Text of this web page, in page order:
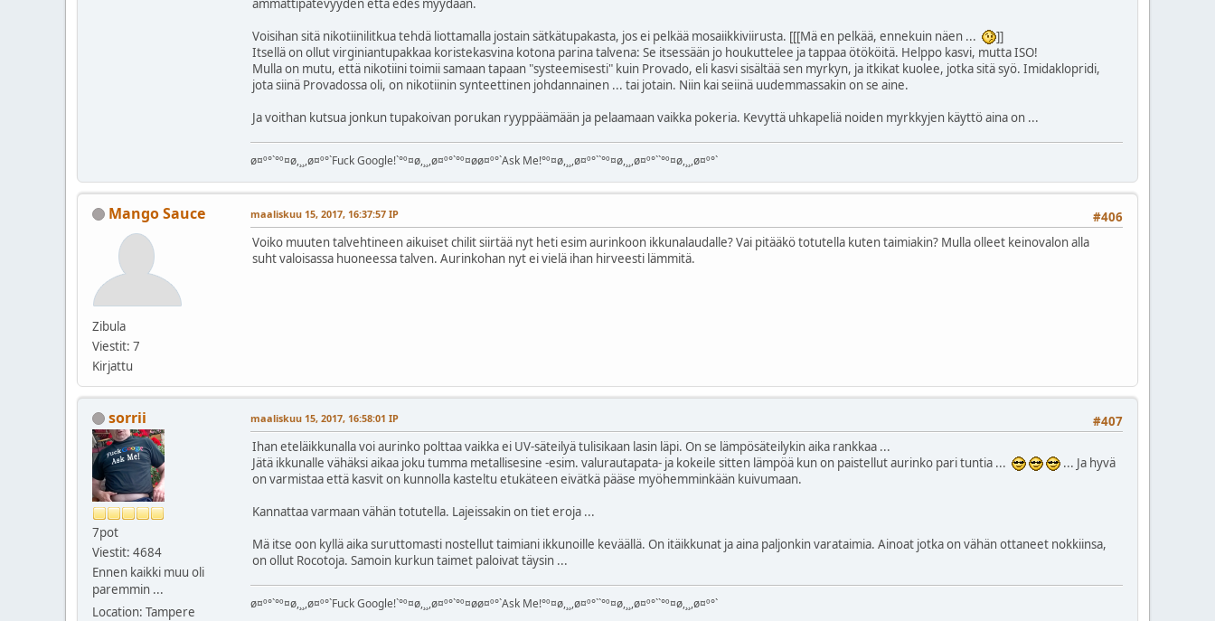
Voisihan sitä nikotiinilitkua tehdä liottamalla jostain sätkätupakasta, jos ei pelkää mosaiikkiviirusta. [[[Mä en pelkää, ennekuin näen ...
]]
Itsellä on ollut virginiantupakkaa koristekasvina kotona parina talvena: Se itsessään jo houkuttelee ja tappaa ötököitä. Helppo kasvi, mutta ISO!
Mulla on mutu, että nikotiini toimii samaan tapaan "systeemisesti" kuin Provado, eli kasvi sisältää sen myrkyn, ja itkikat kuolee, jotka sitä syö. Imidaklopridi,
jota siinä Provadossa oli, on nikotiinin synteettinen johdannainen ... tai jotain. Niin kai seiinä uudemmassakin on se aine.
Ja voithan kutsua jonkun tupakoivan porukan ryyppäämään ja pelaamaan vaikka pokeria. Kevyttä uhkapeliä noiden myrkkyjen käyttö aina on ...
ø¤º°`°º¤ø,¸¸,ø¤º°`Fuck Google!`°º¤ø,¸¸,ø¤º°`°º¤øø¤º°`Ask Me!°º¤ø,¸¸,ø¤º°``°º¤ø,¸¸,ø¤º°``°º¤ø,¸¸,ø¤º°`
Mango Sauce
Zibula
Viestit: 7
Kirjattu
#406
maaliskuu 15, 2017, 16:37:57 IP
Voiko muuten talvehtineen aikuiset chilit siirtää nyt heti esim aurinkoon ikkunalaudalle? Vai pitääkö totutella kuten taimiakin? Mulla olleet keinovalon alla
suht valoisassa huoneessa talven. Aurinkohan nyt ei vielä ihan hirveesti lämmitä.
sorrii
7pot
Viestit: 4684
Ennen kaikki muu oli
paremmin ...
Location: Tampere
#407
maaliskuu 15, 2017, 16:58:01 IP
Ihan eteläikkunalla voi aurinko polttaa vaikka ei UV-säteilyä tulisikaan lasin läpi. On se lämpösäteilykin aika rankkaa ...
Jätä ikkunalle vähäksi aikaa joku tumma metallisesine -esim. valurautapata- ja kokeile sitten lämpöä kun on paistellut aurinko pari tuntia ...
... Ja hyvä
on varmistaa että kasvit on kunnolla kasteltu etukäteen eivätkä pääse myöhemminkään kuivumaan.
Kannattaa varmaan vähän totutella. Lajeissakin on tiet eroja ...
Mä itse oon kyllä aika suruttomasti nostellut taimiani ikkunoille keväällä. On itäikkunat ja aina paljonkin varataimia. Ainoat jotka on vähän ottaneet nokkiinsa,
on ollut Rocotoja. Samoin kurkun taimet paloivat täysin ...
ø¤º°`°º¤ø,¸¸,ø¤º°`Fuck Google!`°º¤ø,¸¸,ø¤º°`°º¤øø¤º°`Ask Me!°º¤ø,¸¸,ø¤º°``°º¤ø,¸¸,ø¤º°``°º¤ø,¸¸,ø¤º°`